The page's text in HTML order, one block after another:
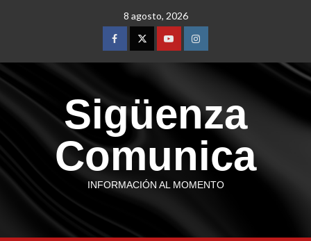
8 agosto, 2026
Sigüenza
Comunica
INFORMACIÓN AL MOMENTO